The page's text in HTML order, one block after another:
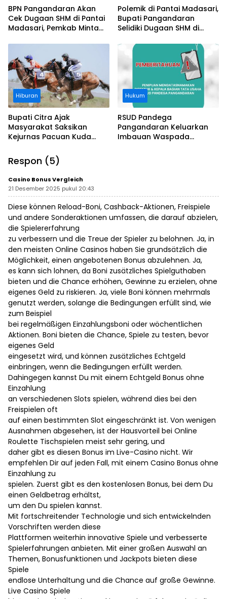
BPN Pangandaran Akan
Cek Dugaan SHM di Pantai
Madasari, Pemkab Minta
Polemik di Pantai Madasari,
Bupati Pangandaran
Selidiki Dugaan SHM di
Pantai
Hiburan
Bupati Citra Ajak
Masyarakat Saksikan
Kejurnas Pacuan Kuda
Legokjawa
Hukum
RSUD Pandega
Pangandaran Keluarkan
Imbauan Waspada
Respon (5)
Casino Bonus Vergleich
21 Desember 2025 pukul 20:43
Diese können Reload-Boni, Cashback-Aktionen, Freispiele
und andere Sonderaktionen umfassen, die darauf abzielen,
die Spielererfahrung
zu verbessern und die Treue der Spieler zu belohnen. Ja, in
den meisten Online Casinos haben Sie grundsätzlich die
Möglichkeit, einen angebotenen Bonus abzulehnen. Ja,
es kann sich lohnen, da Boni zusätzliches Spielguthaben
bieten und die Chance erhöhen, Gewinne zu erzielen, ohne
eigenes Geld zu riskieren. Ja, viele Boni können mehrmals
genutzt werden, solange die Bedingungen erfüllt sind, wie
zum Beispiel
bei regelmäßigen Einzahlungsboni oder wöchentlichen
Aktionen. Boni bieten die Chance, Spiele zu testen, bevor
eigenes Geld
eingesetzt wird, und können zusätzliches Echtgeld
einbringen, wenn die Bedingungen erfüllt werden.
Dahingegen kannst Du mit einem Echtgeld Bonus ohne
Einzahlung
an verschiedenen Slots spielen, während dies bei den
Freispielen oft
auf einen bestimmten Slot eingeschränkt ist. Von wenigen
Ausnahmen abgesehen, ist der Hausvorteil bei Online
Roulette Tischspielen meist sehr gering, und
daher gibt es diesen Bonus im Live-Casino nicht. Wir
empfehlen Dir auf jeden Fall, mit einem Casino Bonus ohne
Einzahlung zu
spielen. Zuerst gibt es den kostenlosen Bonus, bei dem Du
einen Geldbetrag erhältst,
um den Du spielen kannst.
Mit fortschreitender Technologie und sich entwickelnden
Vorschriften werden diese
Plattformen weiterhin innovative Spiele und verbesserte
Spielerfahrungen anbieten. Mit einer großen Auswahl an
Themen, Bonusfunktionen und Jackpots bieten diese
Spiele
endlose Unterhaltung und die Chance auf große Gewinne.
Live Casino Spiele